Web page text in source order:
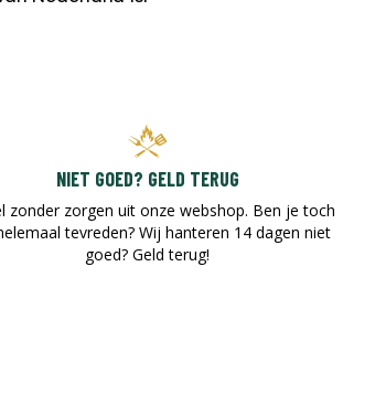
NIET GOED? GELD TERUG
zonder zorgen uit onze webshop. Ben je toch
tevreden? Wij hanteren 14 dagen niet
goed? Geld terug!​